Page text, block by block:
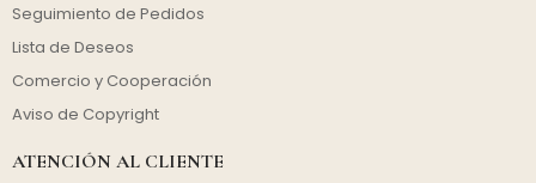
Seguimiento de Pedidos
Lista de Deseos
Comercio y Cooperación
Aviso de Copyright
ATENCIÓN AL CLIENTE